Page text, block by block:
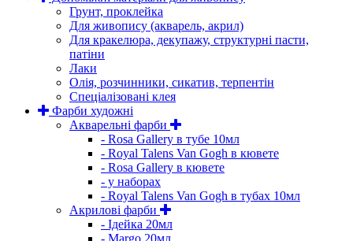
Грунт, проклейка
Для живопису (акварель, акрил)
Для кракелюра, декупажу, структурні пасти,
патіни
Лаки
Олія, розчинники, сикатив, терпентін
Спеціалізовані клея
Фарби художні
Акварельні фарби
- Rosa Gallery в тубе 10мл
- Royal Talens Van Gogh в кювете
- Rosa Gallery в кювете
- у наборах
- Royal Talens Van Gogh в тубах 10мл
Акрилові фарби
- Ідейка 20мл
- Margo 20мл